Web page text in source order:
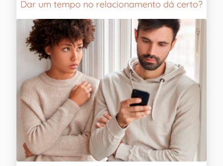
Dar um tempo no relacionamento dá certo?